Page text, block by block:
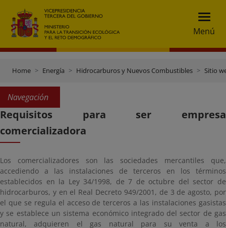
Menú
Home Energía Hidrocarburos y Nuevos Combustibles Sitio
Navegación
Requisitos para ser empresa
comercializadora
Los comercializadores son las sociedades mercantiles que,
accediendo a las instalaciones de terceros en los términos
establecidos en la Ley 34/1998, de 7 de octubre del sector de
hidrocarburos, y en el Real Decreto 949/2001, de 3 de agosto, por
el que se regula el acceso de terceros a las instalaciones gasistas
y se establece un sistema económico integrado del sector de gas
natural, adquieren el gas natural para su venta a los